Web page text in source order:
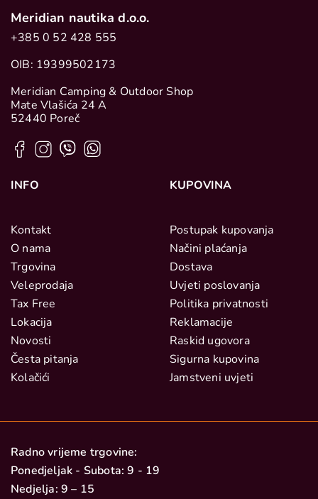
Meridian nautika d.o.o.
+385 0 52 428 555
OIB: 19399502173
Meridian Camping & Outdoor Shop
Mate Vlašića 24 A
52440 Poreč
INFO
Kontakt
O nama
Trgovina
Veleprodaja
Tax Free
Lokacija
Novosti
Česta pitanja
Kolačići
KUPOVINA
Postupak kupovanja
Načini plaćanja
Dostava
Uvjeti poslovanja
Politika privatnosti
Reklamacije
Raskid ugovora
Sigurna kupovina
Jamstveni uvjeti
Radno vrijeme trgovine:
Ponedjeljak - Subota: 9 - 19
Nedjelja: 9 – 15